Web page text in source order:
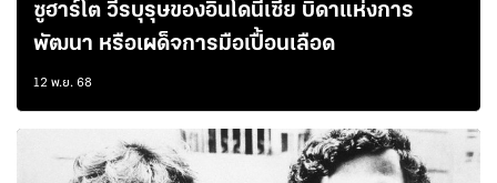
ซูฮาร์โต วีรบุรุษของอินโดนีเซีย บิดาแห่งการ
พัฒนา หรือเผด็จการมือเปื้อนเลือด
12 พ.ย. 68